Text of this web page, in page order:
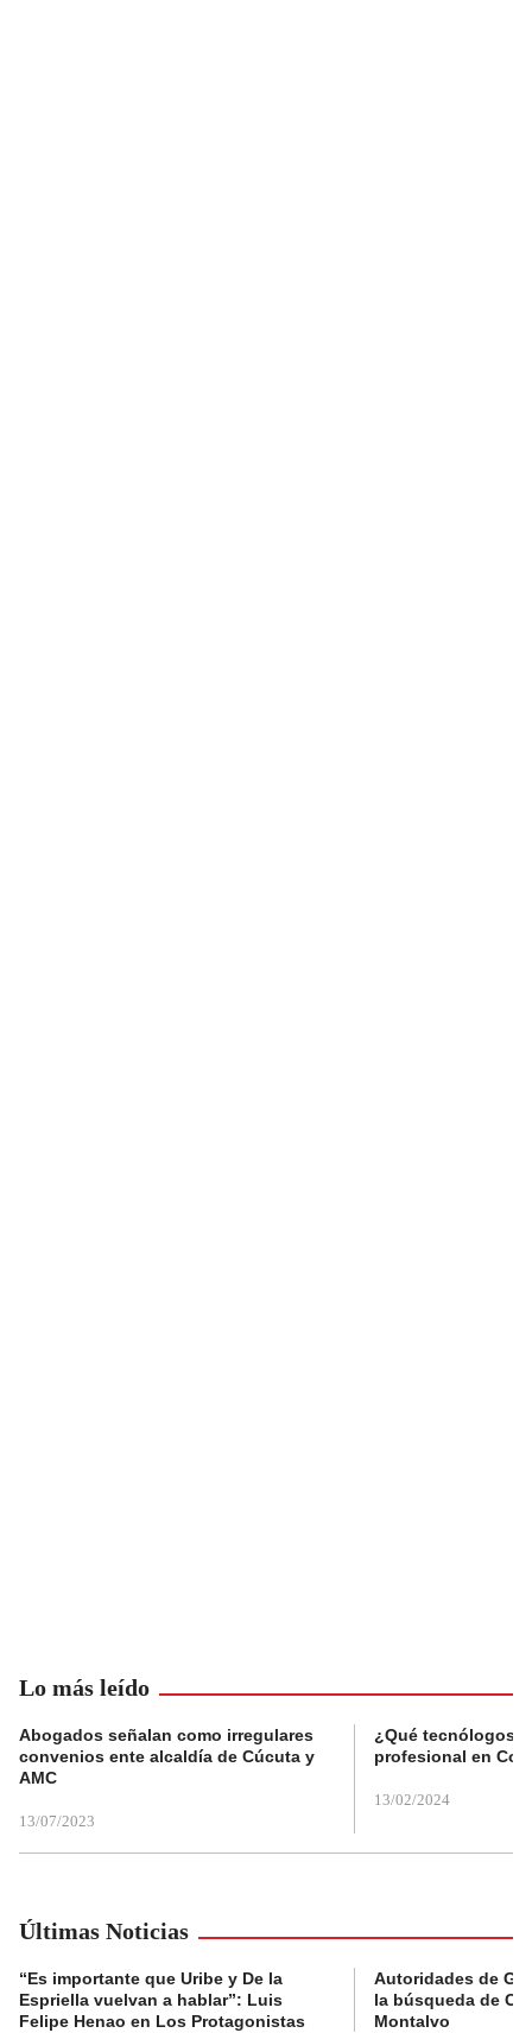
Lo más leído
Abogados señalan como irregulares
convenios ente alcaldía de Cúcuta y
AMC
13/07/2023
¿Qué tecnólogos
profesional en
13/02/2024
Últimas Noticias
“Es importante que Uribe y De la
Espriella vuelvan a hablar”: Luis
Felipe Henao en Los Protagonistas
Autoridades de
la búsqueda de
Montalvo